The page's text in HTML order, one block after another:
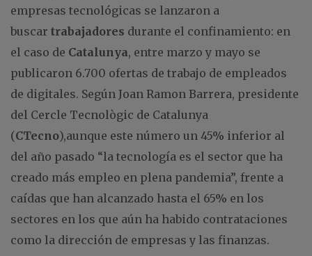
empresas tecnológicas se lanzaron a
buscar trabajadores durante el confinamiento: en
el caso de Catalunya, entre marzo y mayo se
publicaron 6.700 ofertas de trabajo de empleados
de digitales. Según Joan Ramon Barrera, presidente
del Cercle Tecnològic de Catalunya
(CTecno),aunque este número un 45% inferior al
del año pasado “la tecnología es el sector que ha
creado más empleo en plena pandemia”, frente a
caídas que han alcanzado hasta el 65% en los
sectores en los que aún ha habido contrataciones
como la dirección de empresas y las finanzas.